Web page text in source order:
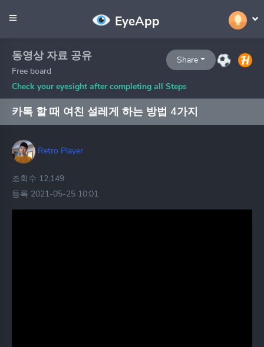
EyeApp
Share
동영상 자료 공유
Free board
Check your eyesight after completing all Steps
카톡 할 때 여친 설레게 하는 방법 4가지
Retro Player
조회수 12,149
등록 2021-05-25 10:01